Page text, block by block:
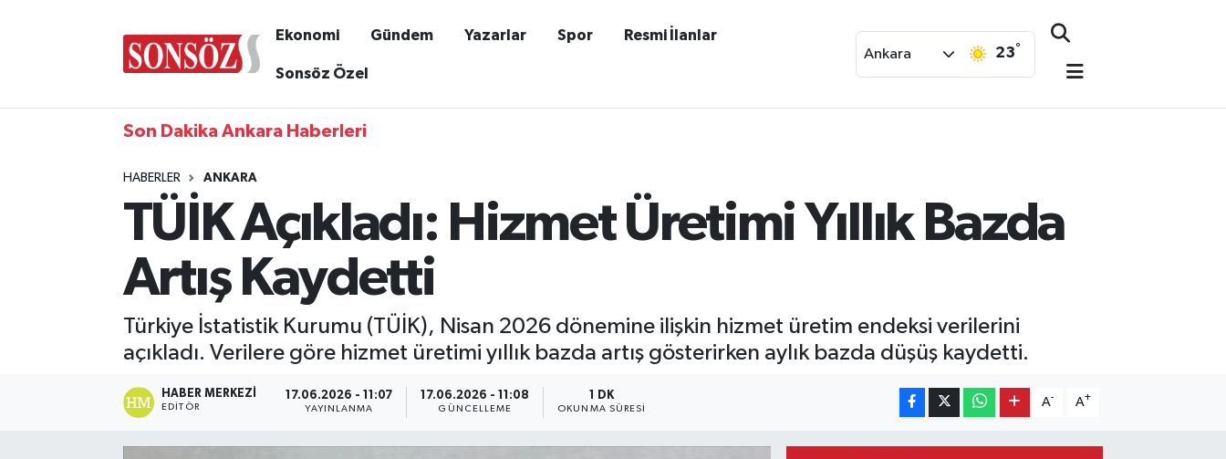
Ekonomi Gündem Yazarlar Spor Resmi İlanlar
Sonsöz Özel
Ankara 23°
Son Dakika Ankara Haberleri
HABERLER ANKARA
TÜİK Açıkladı: Hizmet Üretimi Yıllık Bazda
Artış Kaydetti
Türkiye İstatistik Kurumu (TÜİK), Nisan 2026 dönemine ilişkin hizmet üretim endeksi verilerini
açıkladı. Verilere göre hizmet üretimi yıllık bazda artış gösterirken aylık bazda düşüş kaydetti.
HABER MERKEZI
EDITÖR
17.06.2026 - 11:07
YAYINLANMA
17.06.2026 - 11:08
GÜNCELLEME
1 DK
OKUNMA SÜRESI
A- A+